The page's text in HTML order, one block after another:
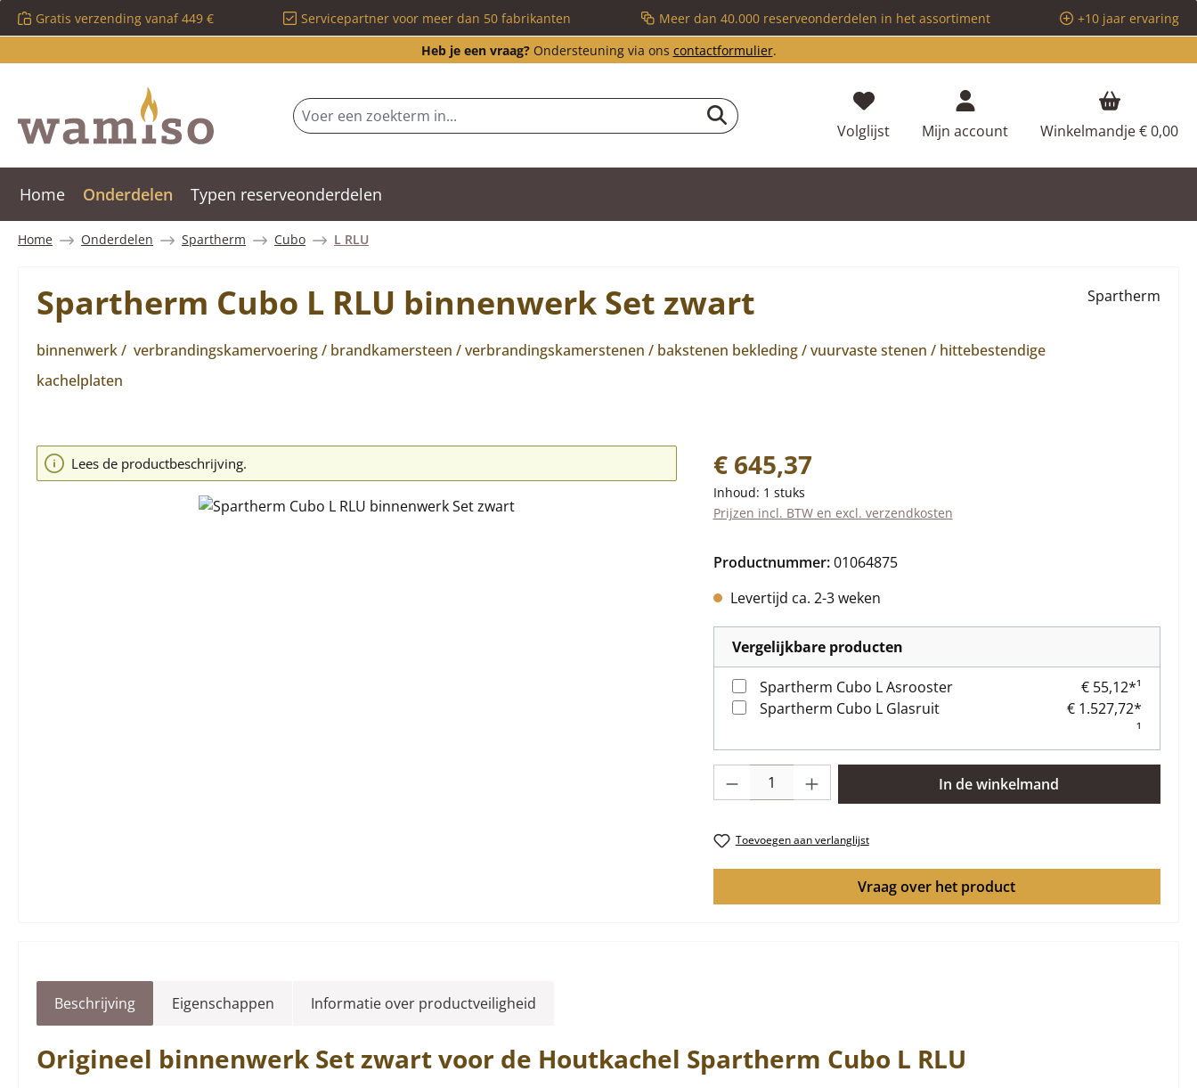
naar de hoofdinhoud
Ga naar de zoekopdracht
Ga naar de hoofdnavigatie
Gratis verzending vanaf 449 € Servicepartner voor meer dan 50 fabrikanten Meer dan 40.000 reserveonderdelen in het assortiment
+10 jaar ervaring
Heb je een vraag?Ondersteuning via ons contactformulier.
VolglijstJe hebt 0 items op je verlanglijstje
Mijn account Winkelmandje€ 0,00
Home Onderdelen Typen reserveonderdelen
Home Onderdelen Spartherm Cubo L RLU
Spartherm Cubo L RLU binnenwerk Set zwart
binnenwerk / verbrandingskamervoering / brandkamersteen / verbrandingskamerstenen / bakstenen bekleding / vuurvaste stenen / hittebestendige
kachelplaten
Spartherm
Afbeeldingengalerij overslaan
Lees de productbeschrijving. Normale prijs:
€ 645,37
Inhoud: 1 stuks
Prijzen incl. BTW en excl. verzendkosten
Productnummer:01064875
Levertijd ca. 2-3 weken
Vergelijkbare producten
Spartherm Cubo L Asrooster
€ 55,12*¹
Spartherm Cubo L Glasruit
€ 1.527,72*
¹
Producthoeveelheid: Voer de gewenste hoeveelheid in of gebruik de knoppen
In de winkelmand
Toevoegen aan verlanglijst
Vraag over het product
Beschrijving Eigenschappen Informatie over productveiligheid
Origineel binnenwerk Set zwart voor de Houtkachel Spartherm Cubo L RLU